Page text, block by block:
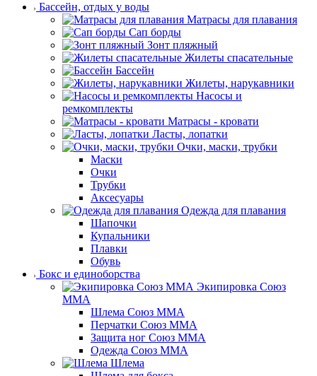
Бассейн, отдых у воды
Матрасы для плавания
Сап борды
Зонт пляжный
Жилеты спасательные
Бассейн
Жилеты, нарукавники
Насосы и
ремкомплекты
Матрасы - кровати
Ласты, лопатки
Очки, маски, трубки
Маски
Очки
Трубки
Аксесуары
Одежда для плавания
Шапочки
Купальники
Плавки
Обувь
Бокс и единоборства
Экипировка Союз
ММА
Шлема Союз ММА
Перчатки Союз ММА
Защита ног Союз ММА
Одежда Союз ММА
Шлема